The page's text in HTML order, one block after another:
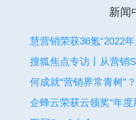
新闻
慧营销荣获36氪“2022
搜狐焦点专访丨从营销
何成就“营销界常青树”？
企蜂云荣获云领奖“年